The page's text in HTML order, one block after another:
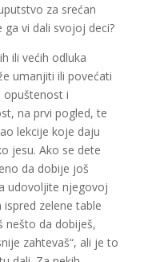
za srećan
vi dali svojoj deci?
ili većih odluka
umanjiti ili povećati
opuštenost i
na prvi pogled, te
lekcije koje daju
jesu. Ako se dete
da dobije još
udovoljite njegovoj
zelene table
nešto da dobiješ,
zahtevaš“, ali je to